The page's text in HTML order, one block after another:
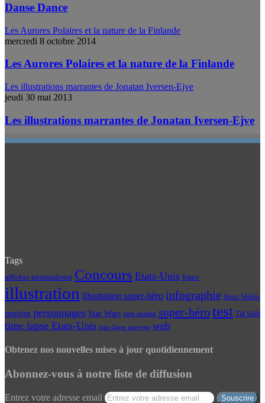
Danse Dance
Les Aurores Polaires et la nature de la Finlande
mercredi 8 octobre 2014
Les Aurores Polaires et la nature de la Finlande
Les illustrations marrantes de Jonatan Iversen-Ejve
jeudi 30 mai 2013
Les illustrations marrantes de Jonatan Iversen-Ejve
Tags
affiches minimalistes Concours Etats-Unis france
illustration illustration super-héro infographie Jeux-Vidéo
motion personnages Star Wars stop motion super-hérotest Tilt Shift
time lapse Etats-Unis time lapse norvege web
Obtenez nos nouvelles mises à jour quotidiennement
Abonnez-vous à notre liste de diffusion
Entrez votre adresse email